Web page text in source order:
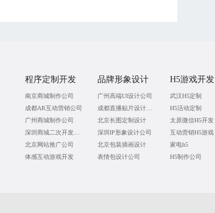
程序定制开发
南京商城制作公司
成都AR互动营销公司
广州商城制作公司
深圳商城二次开发公司
北京网站推广公司
体感互动游戏开发
品牌形象设计
广州高端UI设计公司
成都直播贴片设计公司
北京长图定制设计
深圳IP形象设计公司
北京包装插画设计
表情包设计公司
H5游戏开发
武汉H5定制
H5活动定制
太原微信H5开发
互动营销H5游戏
家电h5
H5制作公司